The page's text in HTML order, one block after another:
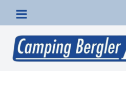
Inhalt
springen